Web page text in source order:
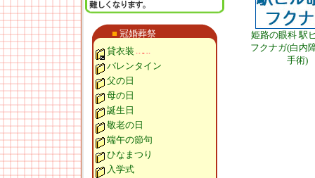
■ 冠婚葬祭
貸衣装
バレンタイン
父の日
母の日
誕生日
敬老の日
端午の節句
ひなまつり
入学式
姫路の眼科 駅
フクナガ(白内
手術)